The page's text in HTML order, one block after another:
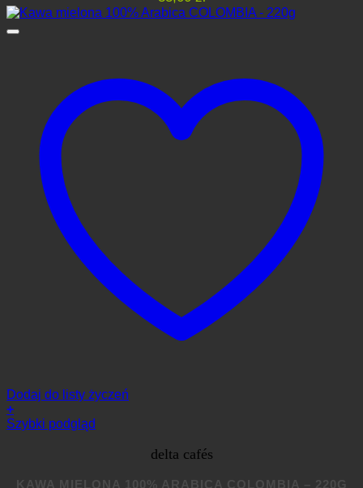
Dodaj do listy życzeń
+
Szybki podgląd
delta cafés
KAWA MIELONA 100% ARABICA COLOMBIA – 220G